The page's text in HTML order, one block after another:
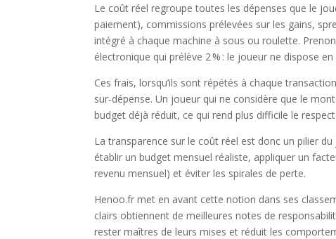
Le coût réel regroupe toutes les dépenses que le
paiement), commissions prélevées sur les gains,
intégré à chaque machine à sous ou roulette.
électronique qui prélève 2 % : le joueur ne dispose
Ces frais, lorsqu’ils sont répétés à chaque
sur‑dépense. Un joueur qui ne considère que le
budget déjà réduit, ce qui rend plus difficile le
La transparence sur le coût réel est donc un pilier
établir un budget mensuel réaliste, appliquer un
revenu mensuel) et éviter les spirales de perte.
Henoo.fr met en avant cette notion dans ses
clairs obtiennent de meilleures notes de
rester maîtres de leurs mises et réduit les